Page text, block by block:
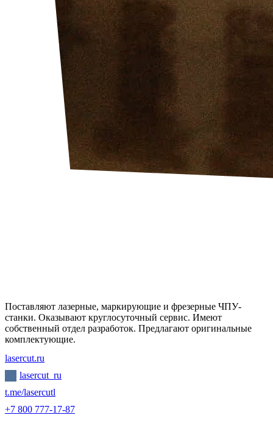
Поставляют лазерные, маркирующие и фрезерные ЧПУ-
станки. Оказывают круглосуточный сервис. Имеют
собственный отдел разработок. Предлагают оригинальные
комплектующие.
lasercut.ru
lasercut_ru
t.me/lasercutl
+7 800 777-17-87